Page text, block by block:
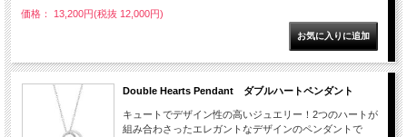
価格： 13,200円(税抜 12,000円)
Double Hearts Pendant ダブルハートペンダント
キュートでデザイン性の高いジュエリー！2つのハートが
組み合わさったエレガントなデザインのペンダントで